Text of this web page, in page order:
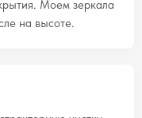
Моем зеркала
на высоте.